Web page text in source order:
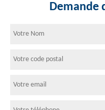
Demande